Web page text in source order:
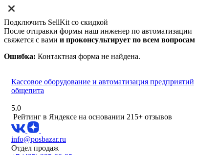
Подключить SellKit со скидкой
После отправки формы наш инженер по автоматизации
свяжется с вами и проконсультирует по всем вопросам
Ошибка: Контактная форма не найдена.
Кассовое оборудование и автоматизация предприятий
общепита
5.0
Рейтинг в Яндексе на основании 215+ отзывов
info@posbazar.ru
Отдел продаж